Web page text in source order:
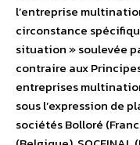
l’entreprise
circonstance
situation » soulevée
contraire aux
entreprises
sous l’expression de
sociétés Bolloré